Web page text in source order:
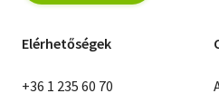
Elérhetőségek
+36 1 235 60 70